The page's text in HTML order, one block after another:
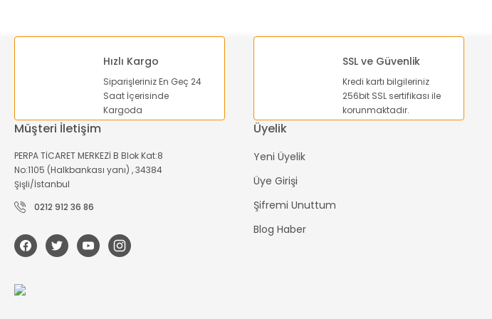
Hızlı Kargo
Siparişleriniz En Geç 24
Saat İçerisinde
Kargoda
SSL ve Güvenlik
Kredi kartı bilgileriniz
256bit SSL sertifikası ile
korunmaktadır.
Müşteri İletişim
PERPA TİCARET MERKEZİ B Blok Kat:8
No:1105 (Halkbankası yanı) , 34384
Şişli/İstanbul
0212 912 36 86
Üyelik
Yeni Üyelik
Üye Girişi
Şifremi Unuttum
Blog Haber